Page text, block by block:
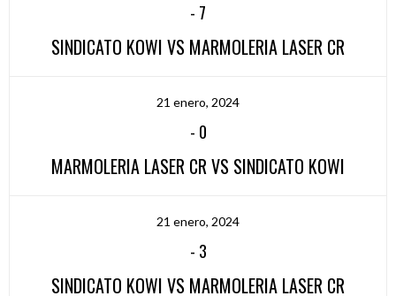
- 7
SINDICATO KOWI VS MARMOLERIA LASER CR
21 enero, 2024
- 0
MARMOLERIA LASER CR VS SINDICATO KOWI
21 enero, 2024
- 3
SINDICATO KOWI VS MARMOLERIA LASER CR